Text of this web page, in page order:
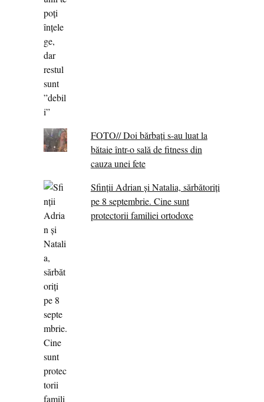
FOTO// Doi bărbați s-au luat la
bătaie într-o sală de fitness din
cauza unei fete
Sfinții Adrian și Natalia, sărbătoriți
pe 8 septembrie. Cine sunt
protectorii familiei ortodoxe